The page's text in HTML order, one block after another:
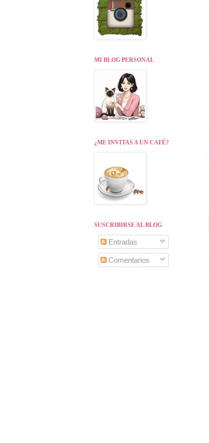
MI BLOG PERSONAL
¿ME INVITAS A UN CAFÉ?
SUSCRIBIRSE AL BLOG
Entradas
Comentarios